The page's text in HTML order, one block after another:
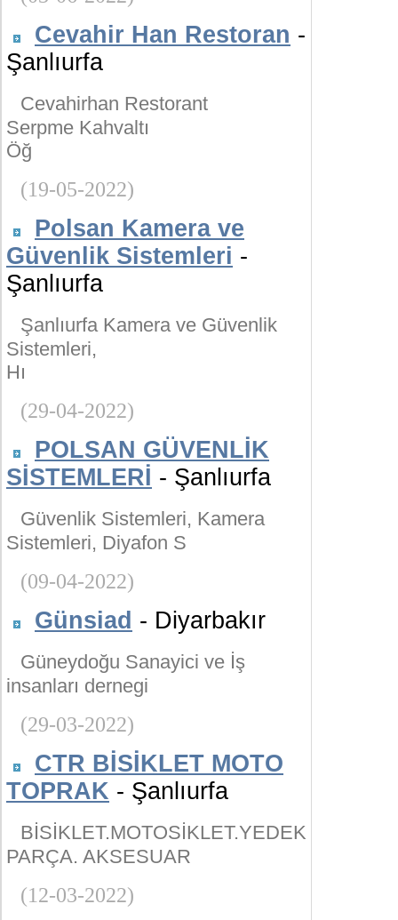
Cevahir Han Restoran -
Şanlıurfa
Cevahirhan Restorant
Serpme Kahvaltı
Öğ
(19-05-2022)
Polsan Kamera ve
Güvenlik Sistemleri -
Şanlıurfa
Şanlıurfa Kamera ve Güvenlik
Sistemleri,
Hı
(29-04-2022)
POLSAN GÜVENLİK
SİSTEMLERİ - Şanlıurfa
Güvenlik Sistemleri, Kamera
Sistemleri, Diyafon S
(09-04-2022)
Günsiad - Diyarbakır
Güneydoğu Sanayici ve İş
insanları dernegi
(29-03-2022)
CTR BİSİKLET MOTO
TOPRAK - Şanlıurfa
BİSİKLET.MOTOSİKLET.YEDEK
PARÇA. AKSESUAR
(12-03-2022)